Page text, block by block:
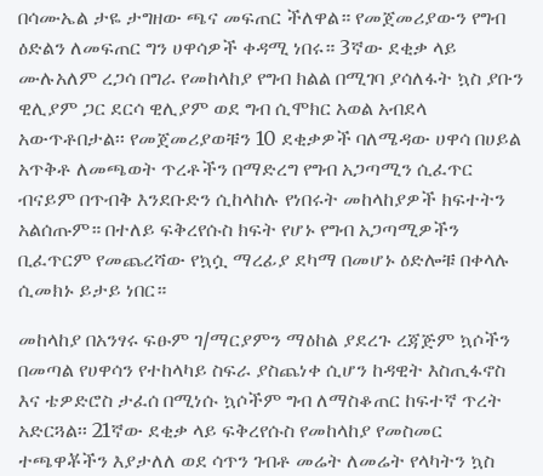
በሳሙኤል ታዬ ታግዘው ጫና መፍጠር ችለዋል። የመጀመሪያውን የግብ
ዕድልን ለመፍጠር ግን ሀዋሳዎች ቀዳሚ ነበሩ። 3ኛው ደቂቃ ላይ
ሙሉአለም ረጋሳ በግራ የመከላከያ የግብ ክልል በሚገባ ያሳለፋት ኳስ ያቡን
ዊሊያም ጋር ደርሳ ዊሊያም ወደ ግብ ሲሞክር አወል አብደላ
አውጥቶበታል፡፡ የመጀመሪያወቹን 10 ደቂቃዎች ባለሜዳው ሀዋሳ በሀይል
አጥቅቶ ለመጫወት ጥረቶችን በማድረግ የግብ አጋጣሚን ሲፈጥር
ብናይም በጥብቅ እንደቡድን ሲከላከሉ የነበሩት መከላከያዎች ክፍተትን
አልሰጡም። በተለይ ፍቅረየሱስ ክፍት የሆኑ የግብ አጋጣሚዎችን
ቢፈጥርም የመጨረሻው የኳሷ ማረፊያ ደካማ በመሆኑ ዕድሎቹ በቀላሉ
ሲመክኑ ይታይ ነበር።
መከላከያ በአንፃሩ ፍፁም ገ/ማርያምን ማዕከል ያደረጉ ረጃጅም ኳሶችን
በመጣል የሀዋሳን የተከላካይ ስፍራ ያስጨነቀ ሲሆን ከዳዊት እስጢፋኖስ
እና ቴዎድሮስ ታፈሰ በሚነሱ ኳሶችም ግብ ለማስቆጠር ከፍተኛ ጥረት
አድርጓል፡፡ 21ኛው ደቂቃ ላይ ፍቅረየሱስ የመከላከያ የመስመር
ተጫዋቾችን እያታለለ ወደ ሳጥን ገብቶ መሬት ለመሬት የላካትን ኳስ